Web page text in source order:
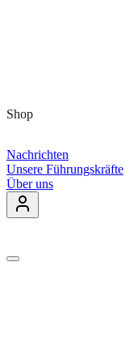
Shop
Nachrichten
Unsere Führungskräfte
Über uns